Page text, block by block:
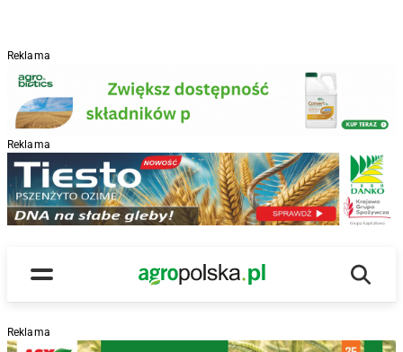
Reklama
Reklama
Menu
Main Logo
Reklama